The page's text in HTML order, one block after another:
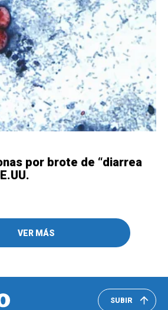
por brote de “diarrea
VER MÁS
SUBIR